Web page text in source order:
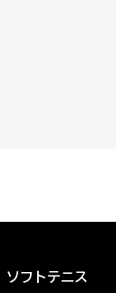
ソフトテニス